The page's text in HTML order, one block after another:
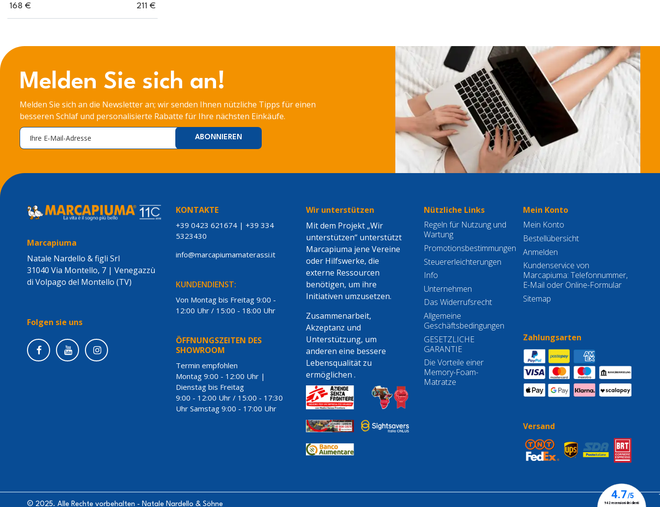
170x210 cm 170x220 cm 180x180 cm
180x205 cm 180x210 cm 180x220 cm
168 € 211 €
Melden Sie sich an!
Melden Sie sich an die Newsletter an; wir senden Ihnen nützliche Tipps für einen
besseren Schlaf und personalisierte Rabatte für Ihre nächsten Einkäufe.
Marcapiuma
Natale Nardello & figli Srl
31040 Via Montello, 7 | Venegazzù
di Volpago del Montello (TV)
Folgen sie uns
KONTAKTE
+39 0423 621674 |+39 334
5323430
info@marcapiumamaterassi.it
KUNDENDIENST:
Von Montag bis Freitag 9:00 -
12:00 Uhr / 15:00 - 18:00 Uhr
ÖFFNUNGSZEITEN DES
SHOWROOM
Termin empfohlen
Montag 9:00 - 12:00 Uhr |
Dienstag bis Freitag
9:00 - 12:00 Uhr / 15:00 - 17:30
Uhr Samstag 9:00 - 17:00 Uhr
Wir unterstützen
Mit dem Projekt „Wir
unterstützen“ unterstützt
Marcapiuma jene Vereine
oder Hilfswerke, die
externe Ressourcen
benötigen, um ihre
Initiativen umzusetzen.
Zusammenarbeit,
Akzeptanz und
Unterstützung, um
anderen eine bessere
Lebensqualität zu
ermöglichen .
Nützliche Links
Regeln für Nutzung und
Wartung
Promotionsbestimmungen
Steuererleichterungen
Info
Unternehmen
Das Widerrufsrecht
Allgemeine
Geschäftsbedingungen
GESETZLICHE
GARANTIE
Die Vorteile einer
Memory-Foam-
Matratze
Mein Konto
Mein Konto
Bestellübersicht
Anmelden
Kundenservice von
Marcapiuma: Telefonnummer,
E-Mail oder Online-Formular
Sitemap
Zahlungsarten
Versand
© 2025. Alle Rechte vorbehalten - Natale Nardello & Söhne